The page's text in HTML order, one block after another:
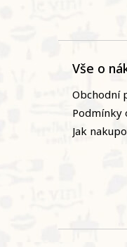
Vše o
Obchodní
Podmínky
Jak